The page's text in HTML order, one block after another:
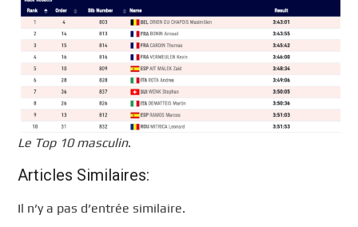
Le Top 10 masculin.
Articles Similaires:
Il n’y a pas d’entrée similaire.